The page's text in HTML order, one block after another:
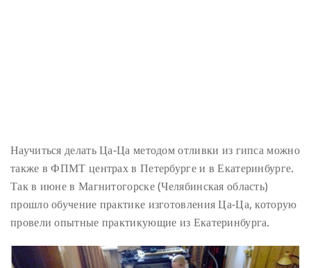
Научиться делать Ца-Ца методом отливки из гипса можно
также в ФПМТ центрах в Петербурге и в Екатеринбурге.
Так в июне в Магнитогорске (Челябинская область)
прошло обучение практике изготовления Ца-Ца, которую
провели опытные практикующие из Екатеринбурга.